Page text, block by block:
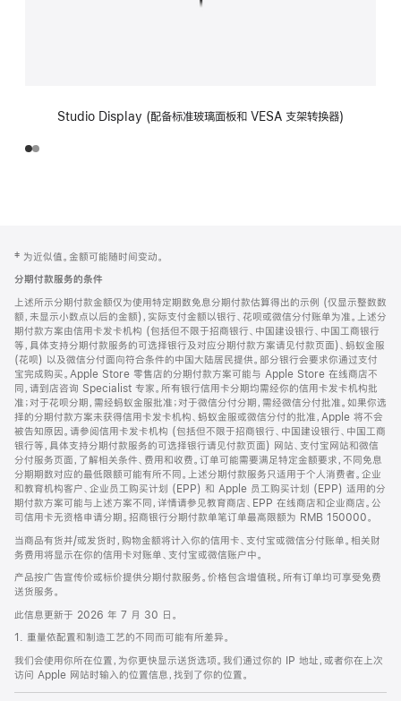
Studio Display (配备标准玻璃面板和 VESA 支架转换器)
页
页
脚
注
‡ 为近似值。金额可能随时间变动。
分期付款服务的条件
上述所示分期付款金额仅为使用特定期数免息分期付款估算得出的示例 (仅显示整数数
额，未显示小数点以后的金额)，实际支付金额以银行、花呗或微信分付账单为准。上述分
期付款方案由信用卡发卡机构 (包括但不限于招商银行、中国建设银行、中国工商银行
等，具体支持分期付款服务的可选择银行及对应分期付款方案请见付款页面)、蚂蚁金服
(花呗) 以及微信分付面向符合条件的中国大陆居民提供。部分银行会要求你通过支付
宝完成购买。Apple Store 零售店的分期付款方案可能与 Apple Store 在线商店不
同，请到店咨询 Specialist 专家。所有银行信用卡分期均需经你的信用卡发卡机构批
准；对于花呗分期，需经蚂蚁金服批准；对于微信分付分期，需经微信分付批准。如果你选
择的分期付款方案未获得信用卡发卡机构、蚂蚁金服或微信分付的批准，Apple 将不会
被告知原因。请参阅信用卡发卡机构 (包括但不限于招商银行、中国建设银行、中国工商
银行等，具体支持分期付款服务的可选择银行请见付款页面) 网站、支付宝网站和微信
分付服务页面，了解相关条件、费用和收费。订单可能需要满足特定金额要求，不同免息
分期期数对应的最低限额可能有所不同。上述分期付款服务只适用于个人消费者。企业
和教育机构客户、企业员工购买计划 (EPP) 和 Apple 员工购买计划 (EPP) 适用的分
期付款方案可能与上述方案不同，详情请参见教育商店、EPP 在线商店和企业商店。公
司信用卡无资格申请分期。招商银行分期付款单笔订单最高限额为 RMB 150000。
当商品有货并/或发货时，购物金额将计入你的信用卡、支付宝或微信分付账单。相关财
务费用将显示在你的信用卡对账单、支付宝或微信账户中。
产品按广告宣传价或标价提供分期付款服务。价格包含增值税。所有订单均可享受免费
送货服务。
此信息更新于 2026 年 7 月 30 日。
1. 重量依配置和制造工艺的不同而可能有所差异。
我们会使用你所在位置，为你更快显示送货选项。我们通过你的 IP 地址，或者你在上次
访问 Apple 网站时输入的位置信息，找到了你的位置。